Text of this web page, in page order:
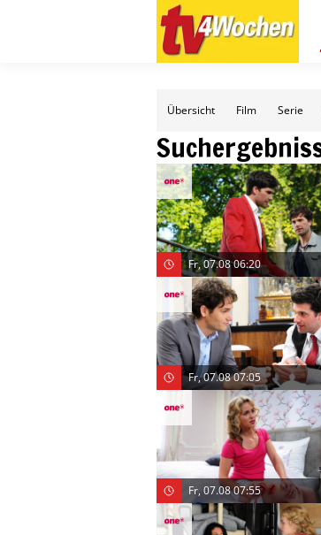
Übersicht Film Serie
Fr, 07.08 06:20
Fr, 07.08 07:05
Fr, 07.08 07:55